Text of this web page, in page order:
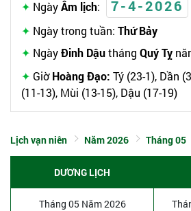
NgàyÂm lịch: 7-4-2026
Ngày trong tuần: Thứ Bảy
NgàyĐinh Dậutháng Quý Tỵ
GiờHoàng Đạo: Tý (23-1), Dần
(11-13), Mùi (13-15), Dậu (17-19)
Lịch vạn niên Năm 2026 Tháng 05
DƯƠNG LỊCH
Tháng 05 Năm 2026